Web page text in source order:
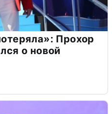
Прохор
о новой